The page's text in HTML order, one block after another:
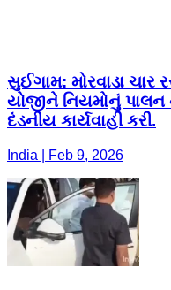
સુઈગામ: મોરવાડા ચાર
યોજીને નિયમોનું પાલન
દંડનીય કાર્યવાહી કરી.
India | Feb 9, 2026